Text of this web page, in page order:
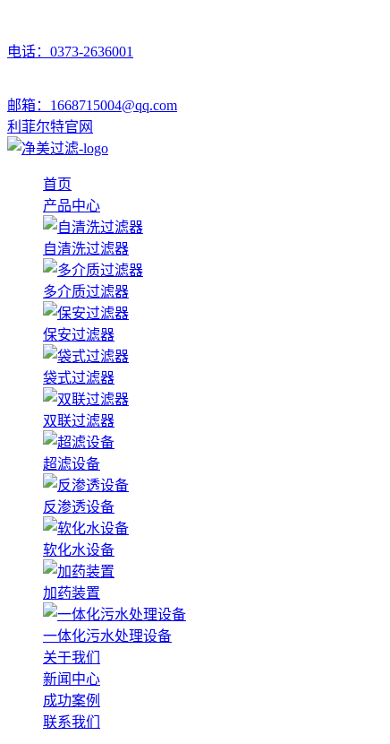
电话：0373-2636001
邮箱：1668715004@qq.com
利菲尔特官网
首页
产品中心
自清洗过滤器
多介质过滤器
保安过滤器
袋式过滤器
双联过滤器
超滤设备
反渗透设备
软化水设备
加药装置
一体化污水处理设备
关于我们
新闻中心
成功案例
联系我们